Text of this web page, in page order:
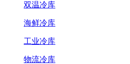
双温冷库
海鲜冷库
工业冷库
物流冷库